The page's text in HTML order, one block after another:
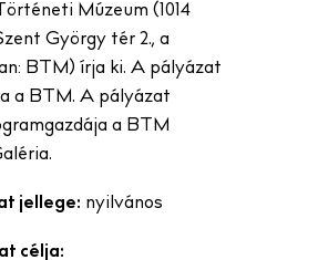
Múzeum (1014
György tér 2., a
BTM) írja ki. A pályázat
a BTM. A pályázat
a BTM
jellege: nyilvános
célja: